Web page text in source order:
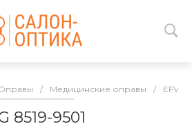
/ Медицинские оправы / EFVA
8519-9501